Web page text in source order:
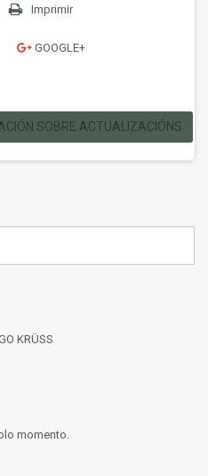
Imprimir
GOOGLE+
SOBRE ACTUALIZACIÓNS
momento.